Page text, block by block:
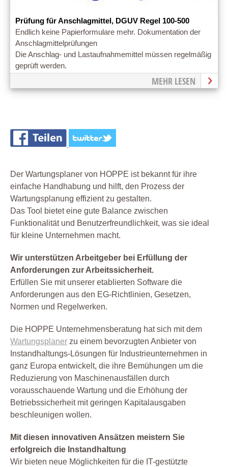
Prüfung für Anschlagmittel, DGUV Regel 100-500
Endlich keine Papierformulare mehr. Dokumentation der
Anschlagmittelprüfungen
Die Anschlag- und Lastaufnahmemittel müssen regelmäßig
geprüft werden.
MEHR LESEN
Der Wartungsplaner von HOPPE ist bekannt für ihre
einfache Handhabung und hilft, den Prozess der
Wartungsplanung effizient zu gestalten.
Das Tool bietet eine gute Balance zwischen
Funktionalität und Benutzerfreundlichkeit, was sie ideal
für kleine Unternehmen macht.
Wir unterstützen Arbeitgeber bei Erfüllung der
Anforderungen zur Arbeitssicherheit.
Erfüllen Sie mit unserer etablierten Software die
Anforderungen aus den EG-Richtlinien, Gesetzen,
Normen und Regelwerken.
Die HOPPE Unternehmensberatung hat sich mit dem
Wartungsplaner zu einem bevorzugten Anbieter von
Instandhaltungs-Lösungen für Industrieunternehmen in
ganz Europa entwickelt, die ihre Bemühungen um die
Reduzierung von Maschinenausfällen durch
vorausschauende Wartung und die Erhöhung der
Betriebssicherheit mit geringen Kapitalausgaben
beschleunigen wollen.
Mit diesen innovativen Ansätzen meistern Sie
erfolgreich die Instandhaltung
Wir bieten neue Möglichkeiten für die IT-gestützte